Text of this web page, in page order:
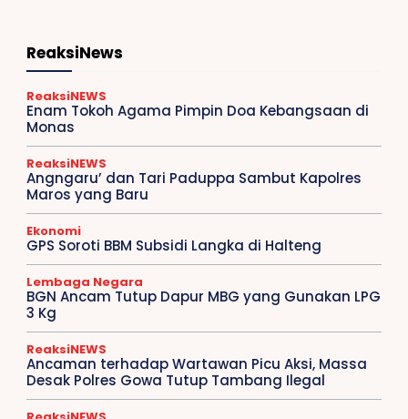
ReaksiNews
ReaksiNEWS
Enam Tokoh Agama Pimpin Doa Kebangsaan di
Monas
ReaksiNEWS
Angngaru’ dan Tari Paduppa Sambut Kapolres
Maros yang Baru
Ekonomi
GPS Soroti BBM Subsidi Langka di Halteng
Lembaga Negara
BGN Ancam Tutup Dapur MBG yang Gunakan LPG
3 Kg
ReaksiNEWS
Ancaman terhadap Wartawan Picu Aksi, Massa
Desak Polres Gowa Tutup Tambang Ilegal